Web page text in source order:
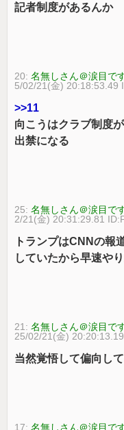
記者制度があるんか
20:名無しさん＠涙目で
5/02/21(金) 20:18:53.49
>>11
向こうはクラブ制度
出禁になる
25:名無しさん＠涙目で
2/21(金) 20:31:29.81
トランプはCNNの報
していたから早速や
21:名無しさん＠涙目で
25/02/21(金)
当然覚悟して偏向し
17:名無しさん＠涙目で